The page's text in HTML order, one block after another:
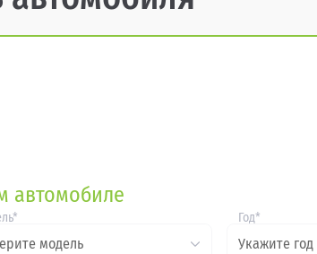
автомобиле
модель
Год*
Укажите год